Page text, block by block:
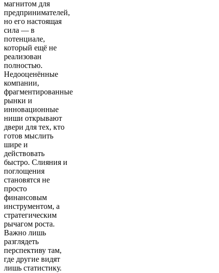
магнитом для
предпринимателей,
но его настоящая
сила — в
потенциале,
который ещё не
реализован
полностью.
Недооценённые
компании,
фрагментированные
рынки и
инновационные
ниши открывают
двери для тех, кто
готов мыслить
шире и
действовать
быстро. Слияния и
поглощения
становятся не
просто
финансовым
инструментом, а
стратегическим
рычагом роста.
Важно лишь
разглядеть
перспективу там,
где другие видят
лишь статистику.